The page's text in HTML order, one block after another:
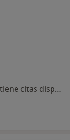
Ningún profesional de este centro tiene citas disponibles